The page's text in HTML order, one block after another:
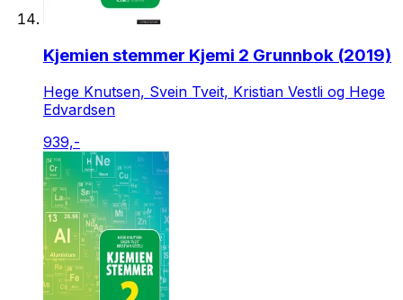
Kjemien stemmer Kjemi 2 Grunnbok (2019)
Hege Knutsen, Svein Tveit, Kristian Vestli og Hege
Edvardsen
939,-